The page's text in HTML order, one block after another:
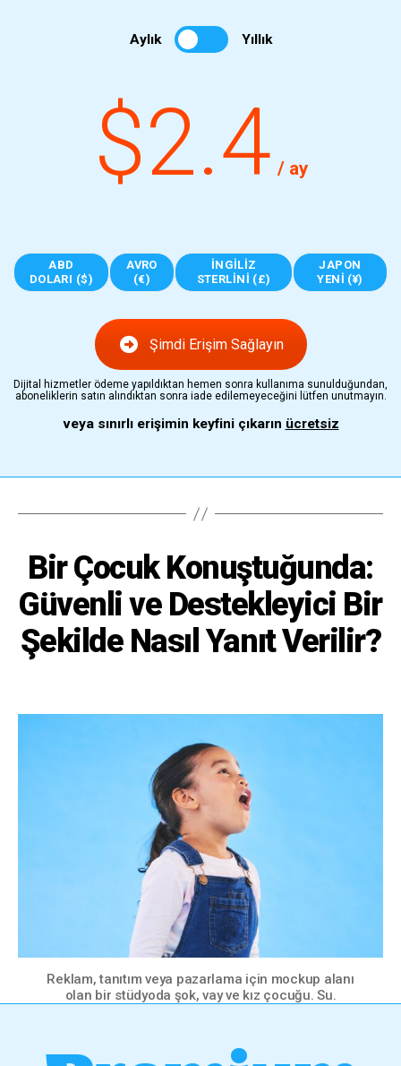
Aylık Yıllık
$2.4 / ay
ABD
DOLARI ($)
AVRO
(€)
İNGILIZ
STERLINI (£)
JAPON
YENI (¥)
Şimdi Erişim Sağlayın
Dijital hizmetler ödeme yapıldıktan hemen sonra kullanıma sunulduğundan,
aboneliklerin satın alındıktan sonra iade edilemeyeceğini lütfen unutmayın.
veya sınırlı erişimin keyfini çıkarın ücretsiz
Bir Çocuk Konuştuğunda:
Güvenli ve Destekleyici Bir
Şekilde Nasıl Yanıt Verilir?
Reklam, tanıtım veya pazarlama için mockup alanı
olan bir stüdyoda şok, vay ve kız çocuğu. Su.